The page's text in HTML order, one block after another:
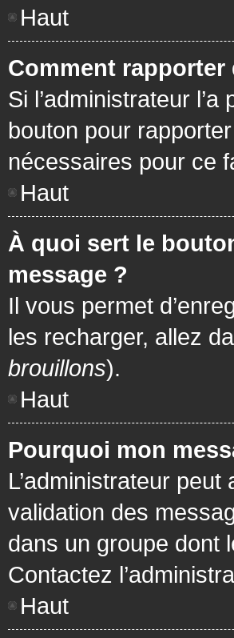
Haut
Comment rapporter
Si l’administrateur
bouton pour
nécessaires pour ce
Haut
À quoi sert le
message ?
Il vous permet
les recharger, allez
brouillons).
Haut
Pourquoi mon
L’administrateur
validation des
dans un groupe dont
Contactez
Haut